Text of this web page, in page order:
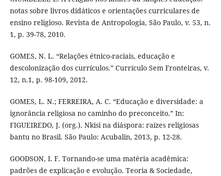
notas sobre livros didáticos e orientações curriculares de
ensino religioso. Revista de Antropologia, São Paulo, v. 53, n.
1, p. 39-78, 2010.
GOMES, N. L. “Relações étnico-raciais, educação e
descolonização dos currículos.” Currículo Sem Fronteiras, v.
12, n.1, p. 98-109, 2012.
GOMES, L. N.; FERREIRA, A. C. “Educação e diversidade: a
ignorância religiosa no caminho do preconceito.” In:
FIGUEIREDO, J. (org.). Nkisi na diáspora: raízes religiosas
bantu no Brasil. São Paulo: Acubalin, 2013, p. 12-28.
GOODSON, I. F. Tornando-se uma matéria acadêmica:
padrões de explicação e evolução. Teoria & Sociedade,